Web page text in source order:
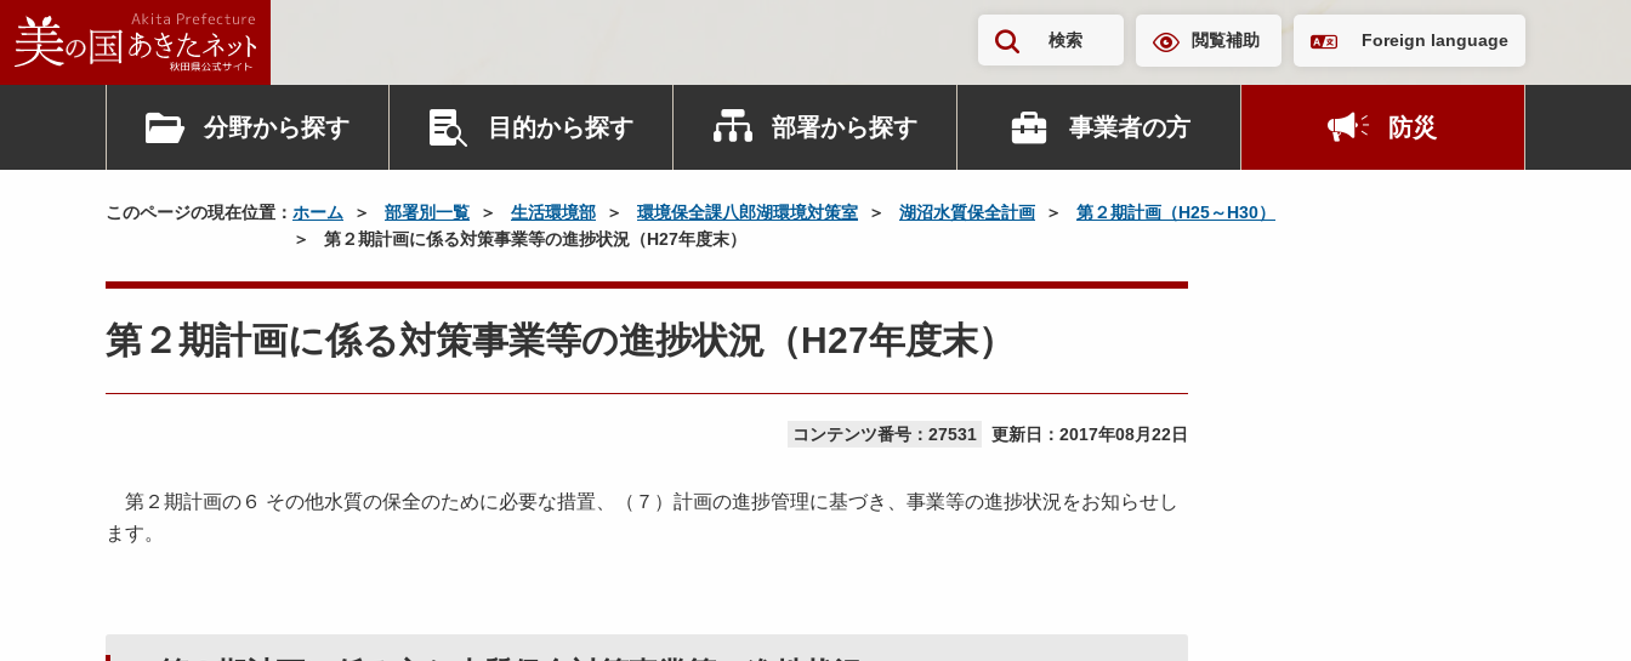
検索 閲覧補助 Foreign language
分野から探す 目的から探す 部署から探す 事業者の方 防災
このページの現在位置： ホーム 部署別一覧 生活環境部 環境保全課八郎湖環境対策室 湖沼水質保全計画
第２期計画（H25～H30）
第２期計画に係る対策事業等の進捗状況（H27年度末）
第２期計画に係る対策事業等の進捗状況（H27年度末）
コンテンツ番号：27531 更新日： 2017年08月22日
第２期計画の６ その他水質の保全のために必要な措置、（７）計画の進捗管理に基づき、事業等の進捗状況をお知らせし
ます。